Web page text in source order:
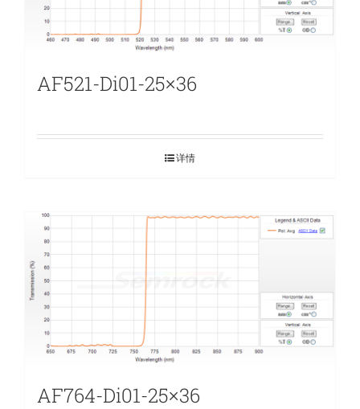
AF521-Di01-25×36
详情
AF764-Di01-25×36